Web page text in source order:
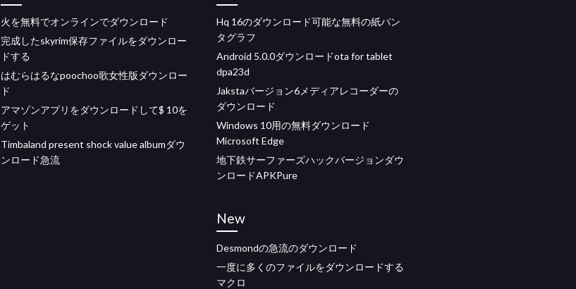
火を無料でオンラインでダウンロード
完成したskyrim保存ファイルをダウンロー
ドする
はむらはるなpoochoo歌女性版ダウンロー
ド
アマゾンアプリをダウンロードして$ 10を
ゲット
Timbaland present shock value albumダウ
ンロード急流
Hq 16のダウンロード可能な無料の紙パン
タグラフ
Android 5.0.0ダウンロードota for tablet
dpa23d
Jakstaバージョン6メディアレコーダーの
ダウンロード
Windows 10用の無料ダウンロード
Microsoft Edge
地下鉄サーファーズハックバージョンダウ
ンロードAPKPure
New
Desmondの急流のダウンロード
一度に多くのファイルをダウンロードする
マクロ